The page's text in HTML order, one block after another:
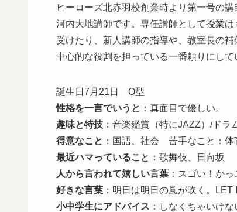
ヒーローズ北赤羽校創業時より第一号の
河内大地講師です。専任講師として授業
受けたり、新人講師の指導や、教室長の
中心的な役割を担っている一番頼りにして
誕生日7月21日 O型
性格を一言でいうと ：真面目で優しい。
趣味と特技 ：音楽鑑賞（特にJAZZ）/ドラ
得意なこと ：国語、社会 苦手なこと：体
最近ハマっているこ と：歌舞伎、日向坂
人から言われて嬉しい言葉 ：スゴい！かっ
好きな言葉 ：明日は明日の風が吹く。
小中学生にアドバイス ：しなくちゃいけ